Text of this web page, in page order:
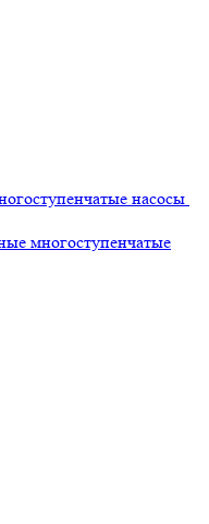
насосы
многоступенчатые